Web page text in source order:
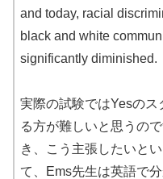
and today, racial
black and white
significantly diminished.
実際の試験ではYesのス
る方が難しいと思うの
き、こう主張したいと
て、Ems先生は英語で